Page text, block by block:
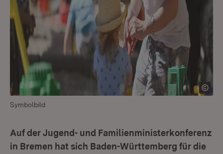
Symbolbild
Auf der Jugend- und Familienministerkonferenz
in Bremen hat sich Baden-Württemberg für die